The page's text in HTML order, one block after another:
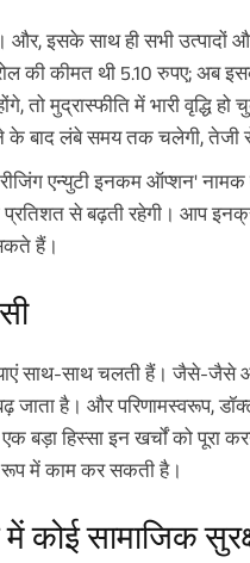
और, इसके साथ ही सभी
की कीमत थी 5.10 रुपए; अब
तो मुद्रास्फीति में भारी वृद्धि
के बाद लंबे समय तक चलेगी, तेजी
एन्युटी इनकम ऑप्शन' नामक
प्रतिशत से बढ़ती रहेगी। आप
हैं।
साथ-साथ चलती हैं। जैसे-जैसे
जाता है। और परिणामस्वरूप,
बड़ा हिस्सा इन खर्चों को पूरा
रूप में काम कर सकती है।
में कोई सामाजिक